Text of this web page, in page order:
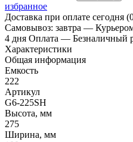
избранное
Доставка при оплате сегодня
Самовывоз: завтра —
4 дня Оплата — Безналичный
Характеристики
Общая информация
Емкость
222
Артикул
G6-225SH
Высота, мм
275
Ширина, мм